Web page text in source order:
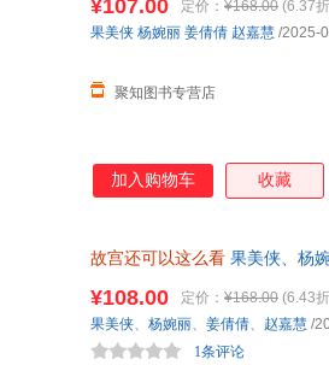
¥107.00 定价： ¥168.00 (6.37
聚知图书专营店
果美侠 杨婉丽 姜倩倩 赵嘉慧 /2025-
加入购物车 收藏
故宫还可以这么看 果美侠、杨
¥108.00 定价： ¥168.00 (6.43
1条评论
果美侠、 杨婉丽、 姜倩倩、 赵嘉慧 /